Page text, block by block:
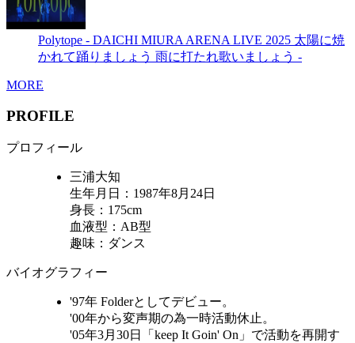
Polytope - DAICHI MIURA ARENA LIVE 2025 太陽に焼
かれて踊りましょう 雨に打たれ歌いましょう -
MORE
PROFILE
プロフィール
三浦大知
生年月日：1987年8月24日
身長：175cm
血液型：AB型
趣味：ダンス
バイオグラフィー
'97年 Folderとしてデビュー。
'00年から変声期の為一時活動休止。
'05年3月30日「keep It Goin' On」で活動を再開す